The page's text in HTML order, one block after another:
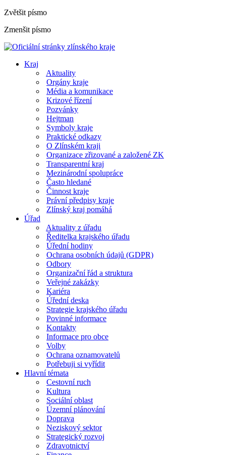
Zvětšit písmo
Zmenšit písmo
Kraj
Aktuality
Orgány kraje
Média a komunikace
Krizové řízení
Pozvánky
Hejtman
Symboly kraje
Praktické odkazy
O Zlínském kraji
Organizace zřizované a založené ZK
Transparentní kraj
Mezinárodní spolupráce
Často hledané
Činnost kraje
Právní předpisy kraje
Zlínský kraj pomáhá
Úřad
Aktuality z úřadu
Ředitelka krajského úřadu
Úřední hodiny
Ochrana osobních údajů (GDPR)
Odbory
Organizační řád a struktura
Veřejné zakázky
Kariéra
Úřední deska
Strategie krajského úřadu
Povinné informace
Kontakty
Informace pro obce
Volby
Ochrana oznamovatelů
Potřebuji si vyřídit
Hlavní témata
Cestovní ruch
Kultura
Sociální oblast
Územní plánování
Doprava
Neziskový sektor
Strategický rozvoj
Zdravotnictví